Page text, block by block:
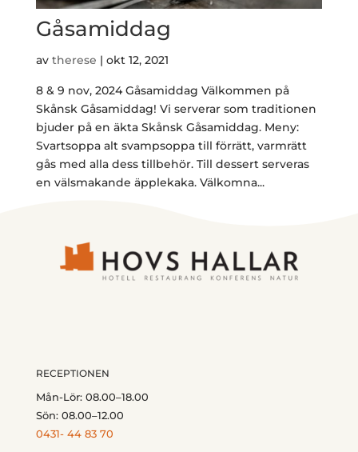
Gåsamiddag
av therese | okt 12, 2021
8 & 9 nov, 2024 Gåsamiddag Välkommen på
Skånsk Gåsamiddag! Vi serverar som traditionen
bjuder på en äkta Skånsk Gåsamiddag. Meny:
Svartsoppa alt svampsoppa till förrätt, varmrätt
gås med alla dess tillbehör. Till dessert serveras
en välsmakande äpplekaka. Välkomna...
RECEPTIONEN
Mån-Lör: 08.00–18.00
Sön: 08.00–12.00
0431- 44 83 70